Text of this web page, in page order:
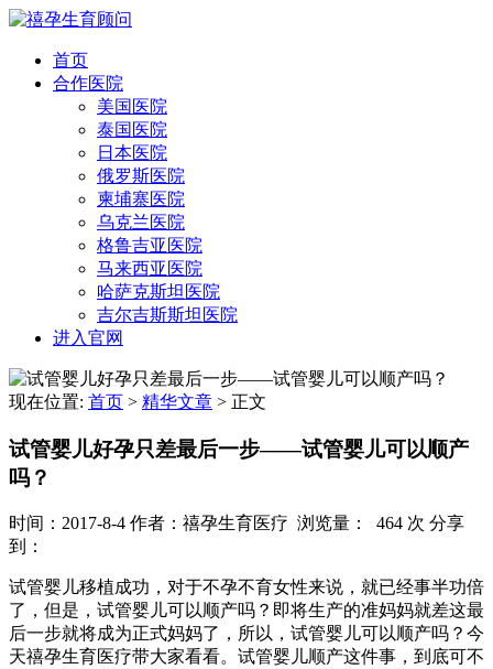
首页
合作医院
美国医院
泰国医院
日本医院
俄罗斯医院
柬埔寨医院
乌克兰医院
格鲁吉亚医院
马来西亚医院
哈萨克斯坦医院
吉尔吉斯斯坦医院
进入官网
现在位置: 首页 > 精华文章 > 正文
试管婴儿好孕只差最后一步——试管婴儿可以顺产
吗？
时间：2017-8-4 作者：禧孕生育医疗 浏览量： 464 次 分享
到：
试管婴儿移植成功，对于不孕不育女性来说，就已经事半功倍
了，但是，试管婴儿可以顺产吗？即将生产的准妈妈就差这最
后一步就将成为正式妈妈了，所以，试管婴儿可以顺产吗？今
天禧孕生育医疗带大家看看。试管婴儿顺产这件事，到底可不